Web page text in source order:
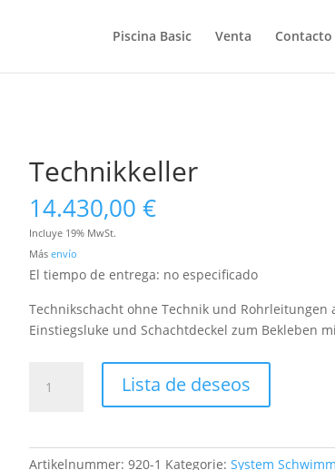
Piscina Basic Venta Contacto
Technikkeller
14.430,00 €
Incluye 19% MwSt.
Más envío
El tiempo de entrega: no especificado
Technikschacht ohne Technik und Rohrleitungen
Einstiegsluke und Schachtdeckel zum Bekleben
Menge
Lista de deseos
Artikelnummer: 920-1 Kategorie: System